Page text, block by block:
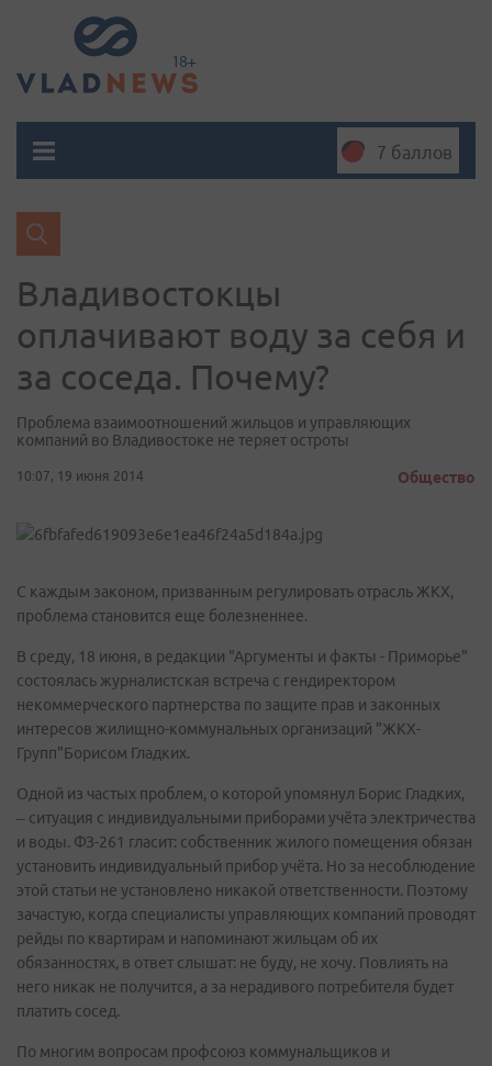
7 баллов
Владивостокцы
оплачивают воду за себя и
за соседа. Почему?
Проблема взаимоотношений жильцов и управляющих
компаний во Владивостоке не теряет остроты
10:07, 19 июня 2014 Общество
С каждым законом, призванным регулировать отрасль ЖКХ,
проблема становится еще болезненнее.
В среду, 18 июня, в редакции "Аргументы и факты - Приморье"
состоялась журналистская встреча с гендиректором
некоммерческого партнерства по защите прав и законных
интересов жилищно-коммунальных организаций "ЖКХ-
Групп"Борисом Гладких.
Одной из частых проблем, о которой упомянул Борис Гладких,
– ситуация с индивидуальными приборами учёта электричества
и воды. ФЗ-261 гласит: собственник жилого помещения обязан
установить индивидуальный прибор учёта. Но за несоблюдение
этой статьи не установлено никакой ответственности. Поэтому
зачастую, когда специалисты управляющих компаний проводят
рейды по квартирам и напоминают жильцам об их
обязанностях, в ответ слышат: не буду, не хочу. Повлиять на
него никак не получится, а за нерадивого потребителя будет
платить сосед.
По многим вопросам профсоюз коммунальщиков и